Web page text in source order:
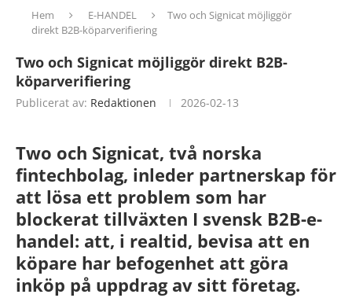
Hem E-HANDEL
Two och Signicat möjliggör
direkt B2B-köparverifiering
Two och Signicat möjliggör direkt B2B-
köparverifiering
Publicerat av: Redaktionen 2026-02-13
Two och Signicat, två norska
fintechbolag, inleder partnerskap för
att lösa ett problem som har
blockerat tillväxten I svensk B2B-e-
handel: att, i realtid, bevisa att en
köpare har befogenhet att göra
inköp på uppdrag av sitt företag.